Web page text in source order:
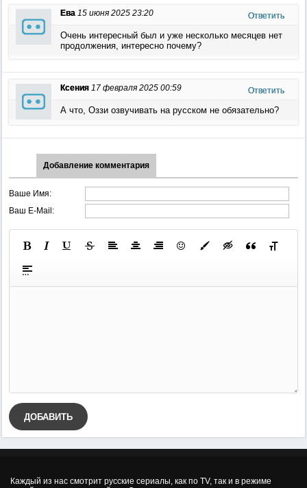
Ева 15 июня 2025 23:20 Ответить
Очень интересный был и уже несколько месяцев нет
продолжения, интересно почему?
Ксения 17 февраля 2025 00:59 Ответить
А что, Оззи озвучивать на русском не обязательно?
Добавление комментария
Ваше Имя:
Ваш E-Mail:
ДОБАВИТЬ
Каждый из нас смотрит русские сериалы, как по TV, так и в режиме